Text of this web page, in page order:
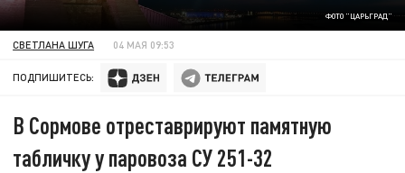
ФОТО "ЦАРЬГРАД"
СВЕТЛАНА ШУГА 04 МАЯ 09:53
ПОДПИШИТЕСЬ:
В Сормове отреставрируют памятную
табличку у паровоза СУ 251-32